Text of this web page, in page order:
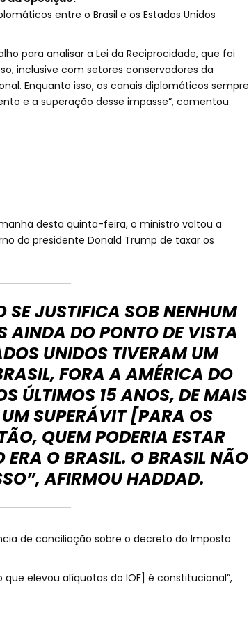
entre o Brasil e os Estados Unidos
para analisar a Lei da Reciprocidade, que foi
inclusive com setores conservadores da
Enquanto isso, os canais diplomáticos sempre
e a superação desse impasse”, comentou.
desta quinta-feira, o ministro voltou a
do presidente Donald Trump de taxar os
SE JUSTIFICA SOB NENHUM
AINDA DO PONTO DE VISTA
UNIDOS TIVERAM UM
FORA A AMÉRICA DO
ÚLTIMOS 15 ANOS, DE MAIS
SUPERÁVIT [PARA OS
QUEM PODERIA ESTAR
ERA O BRASIL. O BRASIL NÃO
AFIRMOU HADDAD.
de conciliação sobre o decreto do Imposto
elevou alíquotas do IOF] é constitucional”,